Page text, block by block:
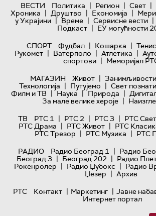
ВЕСТИ Политика | Регион | Свет |
Хроника | Друштво | Економија |
у Украјини | Време | Сервисне вести |
Подкаст | ЕУ могућности
СПОРТ
Фудбал | Кошарка | Тенис
Рукомет | Ватерполо | Атлетика |
спортови | Меморијал
МАГАЗИН
Живот | Занимљивости
Технологијa | Путујемо | Свет
Филм и ТВ | Наука | Природа |
За мале велике хероје |
ТВ
РТС 1 | РТС 2 | РТС 3 | РТС Свет
РТС Драма | РТС Живот | РТС
РТС Трезор | РТС Музика | РТС
РАДИО
Радио Београд 1 | Радио
Београд 3 | Београд 202 | Радио
Рокенролер | Радио Џубокс | Радио
Џезер | Архив
РТС
Контакт | Маркетинг | Јавне
Интернет портал